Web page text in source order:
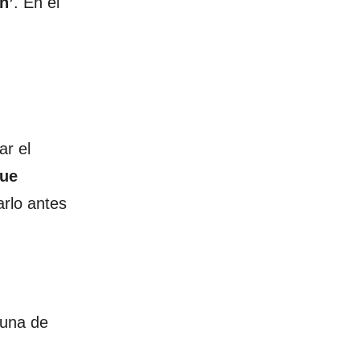
el
antes
de